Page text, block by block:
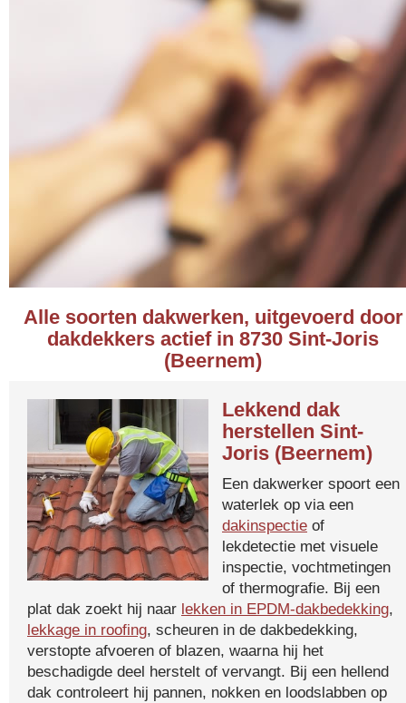
Alle soorten dakwerken, uitgevoerd door
dakdekkers actief in 8730 Sint-Joris
(Beernem)
Lekkend dak
herstellen Sint-
Joris (Beernem)
Een dakwerker spoort een
waterlek op via een
dakinspectie of
lekdetectie met visuele
inspectie, vochtmetingen
of thermografie. Bij een
plat dak zoekt hij naar lekken in EPDM-dakbedekking,
lekkage in roofing, scheuren in de dakbedekking,
verstopte afvoeren of blazen, waarna hij het
beschadigde deel herstelt of vervangt. Bij een hellend
dak controleert hij pannen, nokken en loodslabben op